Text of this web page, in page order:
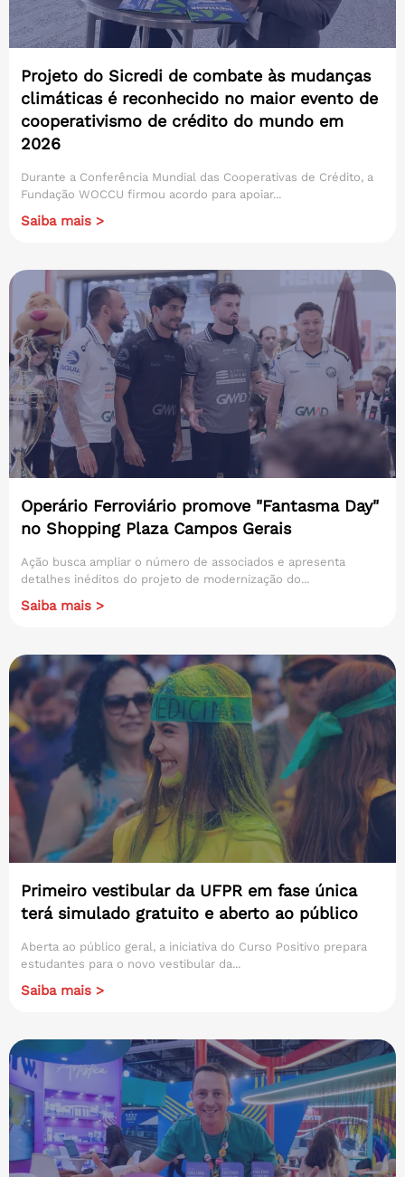
Projeto do Sicredi de combate às mudanças
climáticas é reconhecido no maior evento de
cooperativismo de crédito do mundo em
2026
Durante a Conferência Mundial das Cooperativas de Crédito, a
Fundação WOCCU firmou acordo para apoiar...
Saiba mais >
Operário Ferroviário promove "Fantasma Day"
no Shopping Plaza Campos Gerais
Ação busca ampliar o número de associados e apresenta
detalhes inéditos do projeto de modernização do...
Saiba mais >
Primeiro vestibular da UFPR em fase única
terá simulado gratuito e aberto ao público
Aberta ao público geral, a iniciativa do Curso Positivo prepara
estudantes para o novo vestibular da...
Saiba mais >